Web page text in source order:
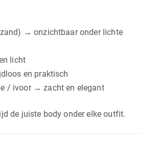
→ onzichtbaar onder lichte
licht
en praktisch
/ ivoor → zacht en elegant
de juiste body onder elke outfit.